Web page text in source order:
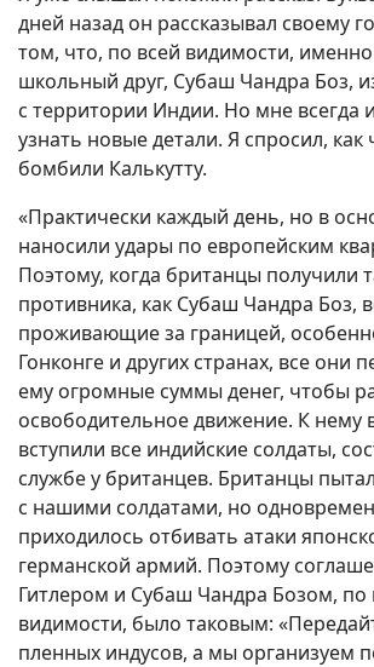
дней назад он рассказывал своему
том, что, по всей видимости,
школьный друг, Субаш Чандра Боз,
с территории Индии. Но мне всегда
узнать новые детали. Я спросил, как
бомбили Калькутту.
«Практически каждый день, но в
наносили удары по европейским
Поэтому, когда британцы получили
противника, как Субаш Чандра Боз,
проживающие за границей,
Гонконге и других странах, все они
ему огромные суммы денег, чтобы
освободительное движение. К нему
вступили все индийские солдаты,
службе у британцев. Британцы
с нашими солдатами, но
приходилось отбивать атаки
германской армий. Поэтому
Гитлером и Субаш Чандра Бозом, по
видимости, было таковым:
пленных индусов, а мы организуем